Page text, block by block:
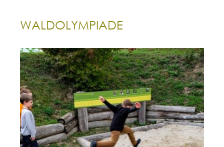
WALDOLYMPIADE